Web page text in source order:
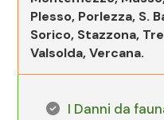
Plesso, Porlezza, S.
Sorico, Stazzona,
Valsolda, Vercana.
I Danni da